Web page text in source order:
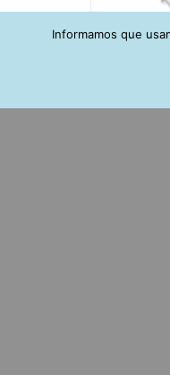
Argola
Informamos que